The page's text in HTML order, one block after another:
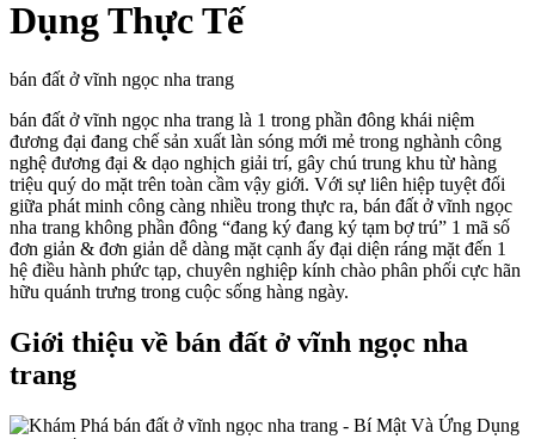
Dụng Thực Tế
bán đất ở vĩnh ngọc nha trang
bán đất ở vĩnh ngọc nha trang là 1 trong phần đông khái niệm
đương đại đang chế sản xuất làn sóng mới mẻ trong nghành công
nghệ đương đại & dạo nghịch giải trí, gây chú trung khu từ hàng
triệu quý do mặt trên toàn cầm vậy giới. Với sự liên hiệp tuyệt đối
giữa phát minh công càng nhiều trong thực ra, bán đất ở vĩnh ngọc
nha trang không phần đông “đang ký đang ký tạm bợ trú” 1 mã số
đơn giản & đơn giản dễ dàng mặt cạnh ấy đại diện ráng mặt đến 1
hệ điều hành phức tạp, chuyên nghiệp kính chào phân phối cực hãn
hữu quánh trưng trong cuộc sống hàng ngày.
Giới thiệu về bán đất ở vĩnh ngọc nha
trang